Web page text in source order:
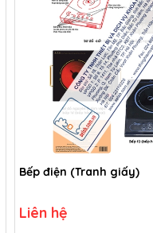
Bếp điện (Tranh giấy)
Liên hệ